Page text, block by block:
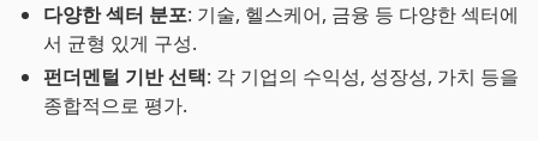
다양한 섹터 분포: 기술, 헬스케어, 금융 등 다양한 섹터에
서 균형 있게 구성.
펀더멘털 기반 선택: 각 기업의 수익성, 성장성, 가치 등을
종합적으로 평가.